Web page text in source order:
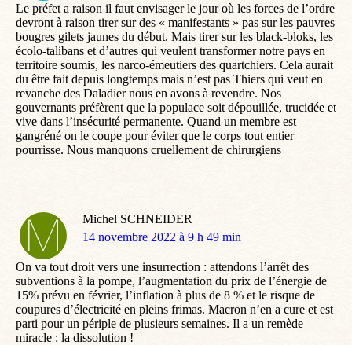
Le préfet a raison il faut envisager le jour où les forces de l’ordre
devront à raison tirer sur des « manifestants » pas sur les pauvres
bougres gilets jaunes du début. Mais tirer sur les black-bloks, les
écolo-talibans et d’autres qui veulent transformer notre pays en
territoire soumis, les narco-émeutiers des quartchiers. Cela aurait
du être fait depuis longtemps mais n’est pas Thiers qui veut en
revanche des Daladier nous en avons à revendre. Nos
gouvernants préfèrent que la populace soit dépouillée, trucidée et
vive dans l’insécurité permanente. Quand un membre est
gangréné on le coupe pour éviter que le corps tout entier
pourrisse. Nous manquons cruellement de chirurgiens
Michel SCHNEIDER
dit
14 novembre 2022 à 9 h 49 min
On va tout droit vers une insurrection : attendons l’arrêt des
subventions à la pompe, l’augmentation du prix de l’énergie de
15% prévu en février, l’inflation à plus de 8 % et le risque de
coupures d’électricité en pleins frimas. Macron n’en a cure et est
parti pour un périple de plusieurs semaines. Il a un remède
miracle : la dissolution !